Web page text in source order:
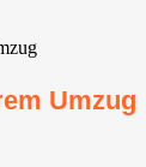
Umzug